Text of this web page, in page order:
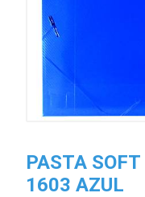
PASTA
1603 AZUL